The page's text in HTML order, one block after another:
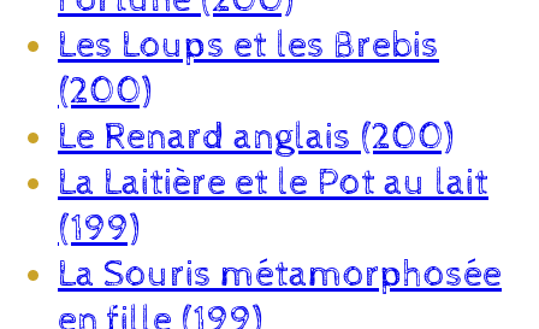
Les Loups et les Brebis
(200)
Le Renard anglais (200)
La Laitière et le Pot au lait
(199)
La Souris métamorphosée